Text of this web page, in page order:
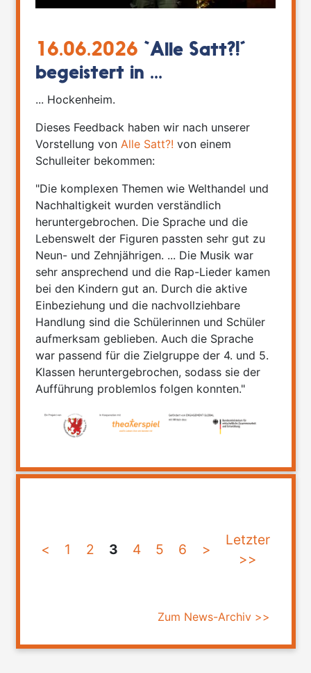
16.06.2026 `Alle Satt?!´
begeistert in ...
... Hockenheim.
Dieses Feedback haben wir nach unserer
Vorstellung vonAlle Satt?! von einem
Schulleiter bekommen:
"Die komplexen Themen wie Welthandel und
Nachhaltigkeit wurden verständlich
heruntergebrochen. Die Sprache und die
Lebenswelt der Figuren passten sehr gut zu
Neun- und Zehnjährigen. ... Die Musik war
sehr ansprechend und die Rap-Lieder kamen
bei den Kindern gut an. Durch die aktive
Einbeziehung und die nachvollziehbare
Handlung sind die Schülerinnen und Schüler
aufmerksam geblieben. Auch die Sprache
war passend für die Zielgruppe der 4. und 5.
Klassen heruntergebrochen, sodass sie der
Aufführung problemlos folgen konnten."
< 1 2 3 4 5 6 >
Letzter
>>
Zum News-Archiv >>